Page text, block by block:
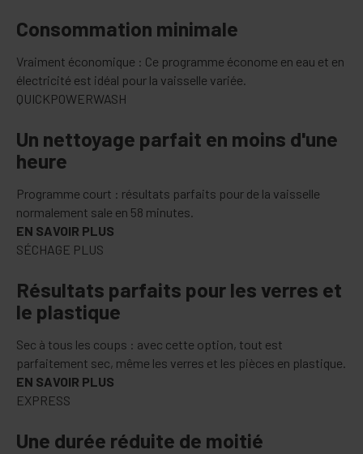
Consom­ma­tion mi­ni­male
Vraiment économique : Ce programme économe en eau et en
électricité est idéal pour la vaisselle variée.
QUICKPOWERWASH
Un net­toyage par­fait en moins d'une
heure
Programme court : résultats parfaits pour de la vaisselle
normalement sale en 58 minutes.
EN SAVOIR PLUS
SÉCHAGE PLUS
Ré­sul­tats par­faits pour les verres et
le plas­tique
Sec à tous les coups : avec cette option, tout est
parfaitement sec, même les verres et les pièces en plastique.
EN SAVOIR PLUS
EXPRESS
Une durée ré­duite de moi­tié